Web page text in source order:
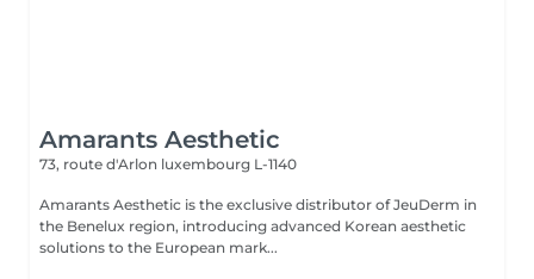
Amarants Aesthetic
73, route d'Arlon luxembourg L-1140
Amarants Aesthetic is the exclusive distributor of JeuDerm in
the Benelux region, introducing advanced Korean aesthetic
solutions to the European mark...